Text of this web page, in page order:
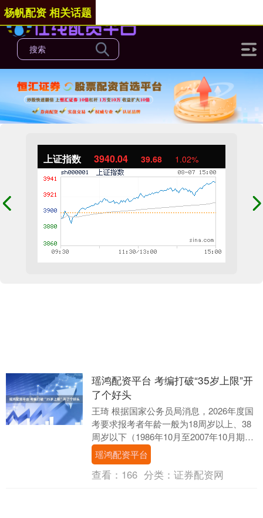
上证指数 3940.04 39.68 1.02%
杨帆配资 相关话题
瑶鸿配资平台 考编打破“35岁上限”开
了个好头
王琦 根据国家公务员局消息，2026年度国
考要求报考者年龄一般为18周岁以上、38
周岁以下（1986年10月至2007年10月期间
出生），对于2026年应届硕士....
瑶鸿配资平台
查看： 166 分类： 证券配资网